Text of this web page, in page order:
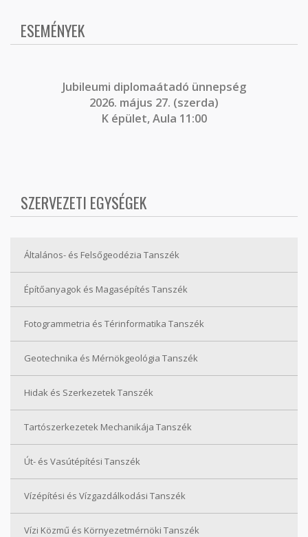
ESEMÉNYEK
Jubileumi diplomaátadó ünnepség
2026. május 27. (szerda)
K épület, Aula 11:00
SZERVEZETI EGYSÉGEK
Általános- és Felsőgeodézia Tanszék
Építőanyagok és Magasépítés Tanszék
Fotogrammetria és Térinformatika Tanszék
Geotechnika és Mérnökgeológia Tanszék
Hidak és Szerkezetek Tanszék
Tartószerkezetek Mechanikája Tanszék
Út- és Vasútépítési Tanszék
Vízépítési és Vízgazdálkodási Tanszék
Vízi Közmű és Környezetmérnöki Tanszék